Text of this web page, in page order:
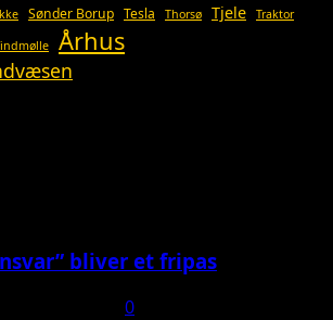
Sønder Borup Tesla Thorsø Tjele Traktor
Århus
bliver et fripas
0